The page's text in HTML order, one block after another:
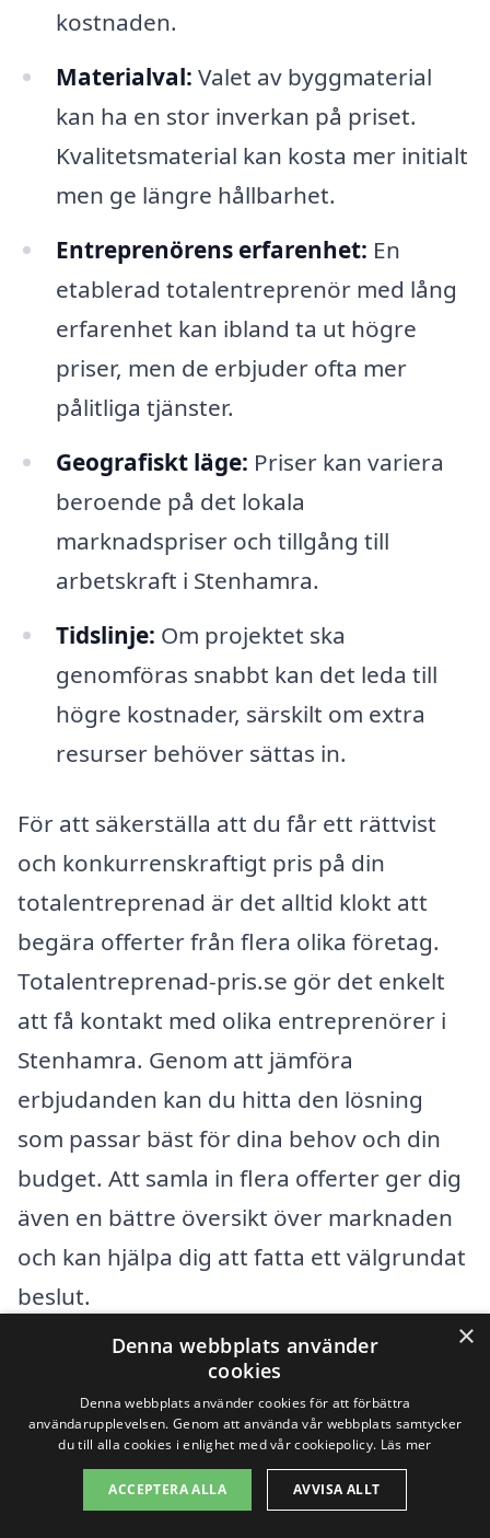
kostnaden.
Materialval: Valet av byggmaterial
kan ha en stor inverkan på priset.
Kvalitetsmaterial kan kosta mer initialt
men ge längre hållbarhet.
Entreprenörens erfarenhet: En
etablerad totalentreprenör med lång
erfarenhet kan ibland ta ut högre
priser, men de erbjuder ofta mer
pålitliga tjänster.
Geografiskt läge: Priser kan variera
beroende på det lokala
marknadspriser och tillgång till
arbetskraft i Stenhamra.
Tidslinje: Om projektet ska
genomföras snabbt kan det leda till
högre kostnader, särskilt om extra
resurser behöver sättas in.
För att säkerställa att du får ett rättvist
och konkurrenskraftigt pris på din
totalentreprenad är det alltid klokt att
begära offerter från flera olika företag.
Totalentreprenad-pris.se gör det enkelt
att få kontakt med olika entreprenörer i
Stenhamra. Genom att jämföra
erbjudanden kan du hitta den lösning
som passar bäst för dina behov och din
budget. Att samla in flera offerter ger dig
även en bättre översikt över marknaden
och kan hjälpa dig att fatta ett välgrundat
beslut.
Kom ihåg att inte bara titta på det totala
priset, utan även på vad som ingår i varje
offert. En lägre kostnad kan ibland
medföra mindre omfattande tjänster, så
×
Denna webbplats använder
cookies
Denna webbplats använder cookies för att förbättra
användarupplevelsen. Genom att använda vår webbplats samtycker
du till alla cookies i enlighet med vår cookiepolicy. Läs mer
ACCEPTERA ALLA AVVISA ALLT